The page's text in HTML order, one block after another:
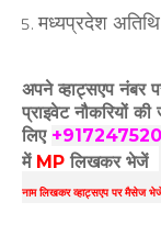
मध्यप्रदेश
अपने व्हाट्सएप नंबर
प्राइवेट नौकरियों
लिए
में MP लिखकर भेजें
नाम लिखकर व्हाट्सएप पर मैसेज